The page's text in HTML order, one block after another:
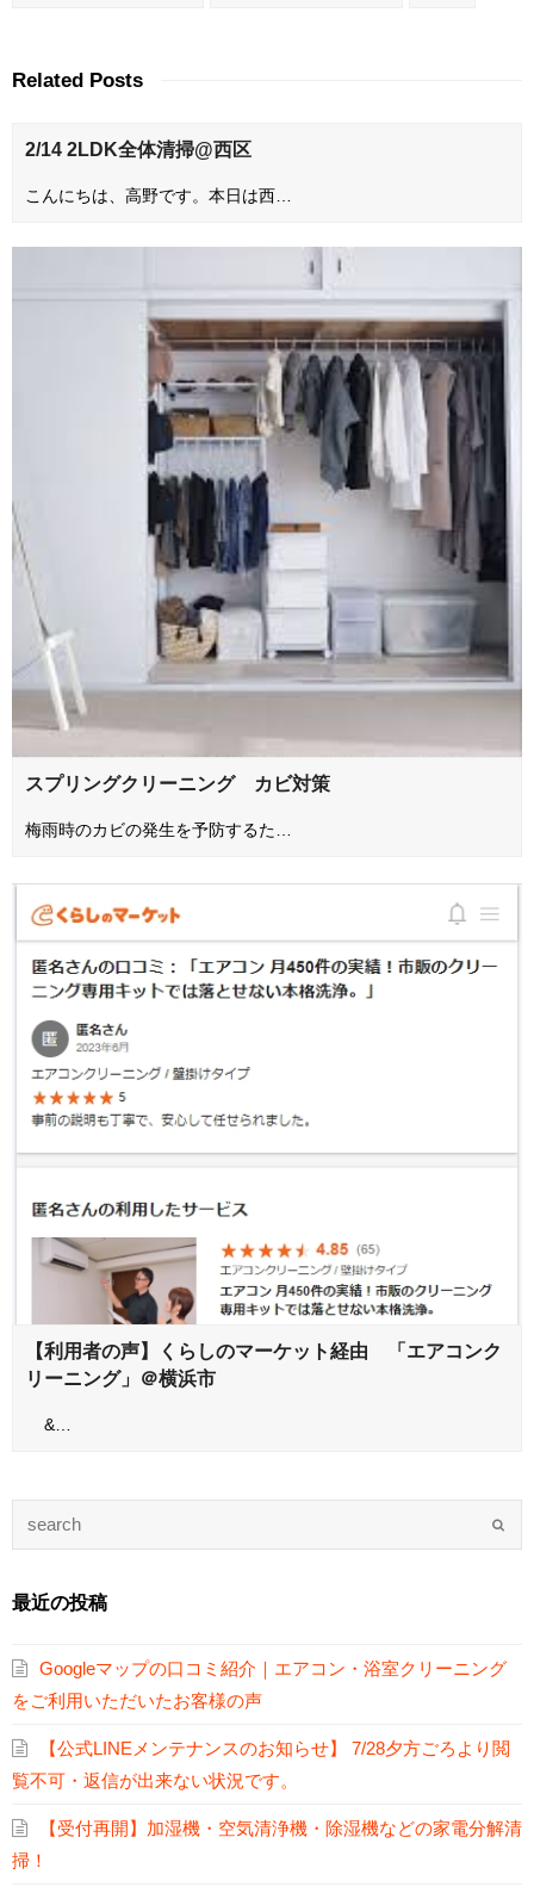
Related Posts
2/14 2LDK全体清掃@西区
こんにちは、高野です。本日は西…
スプリングクリーニング カビ対策
梅雨時のカビの発生を予防するた…
【利用者の声】くらしのマーケット経由 「エアコンク
リーニング」＠横浜市
&…
最近の投稿
Googleマップの口コミ紹介｜エアコン・浴室クリーニング
をご利用いただいたお客様の声
【公式LINEメンテナンスのお知らせ】 7/28夕方ごろより閲
覧不可・返信が出来ない状況です。
【受付再開】加湿機・空気清浄機・除湿機などの家電分解清
掃！